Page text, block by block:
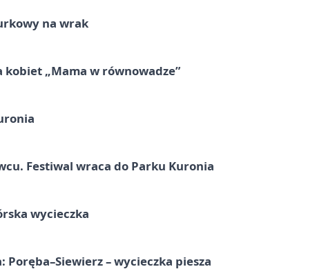
na wrak
„Mama w równowadze”
Festiwal wraca do Parku Kuronia
wycieczka
Poręba–Siewierz – wycieczka piesza